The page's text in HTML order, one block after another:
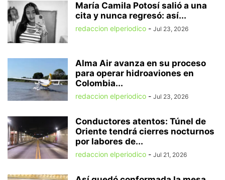
María Camila Potosí salió a una
cita y nunca regresó: así...
redaccion elperiodico - Jul 23, 2026
Alma Air avanza en su proceso
para operar hidroaviones en
Colombia...
redaccion elperiodico - Jul 23, 2026
Conductores atentos: Túnel de
Oriente tendrá cierres nocturnos
por labores de...
redaccion elperiodico - Jul 21, 2026